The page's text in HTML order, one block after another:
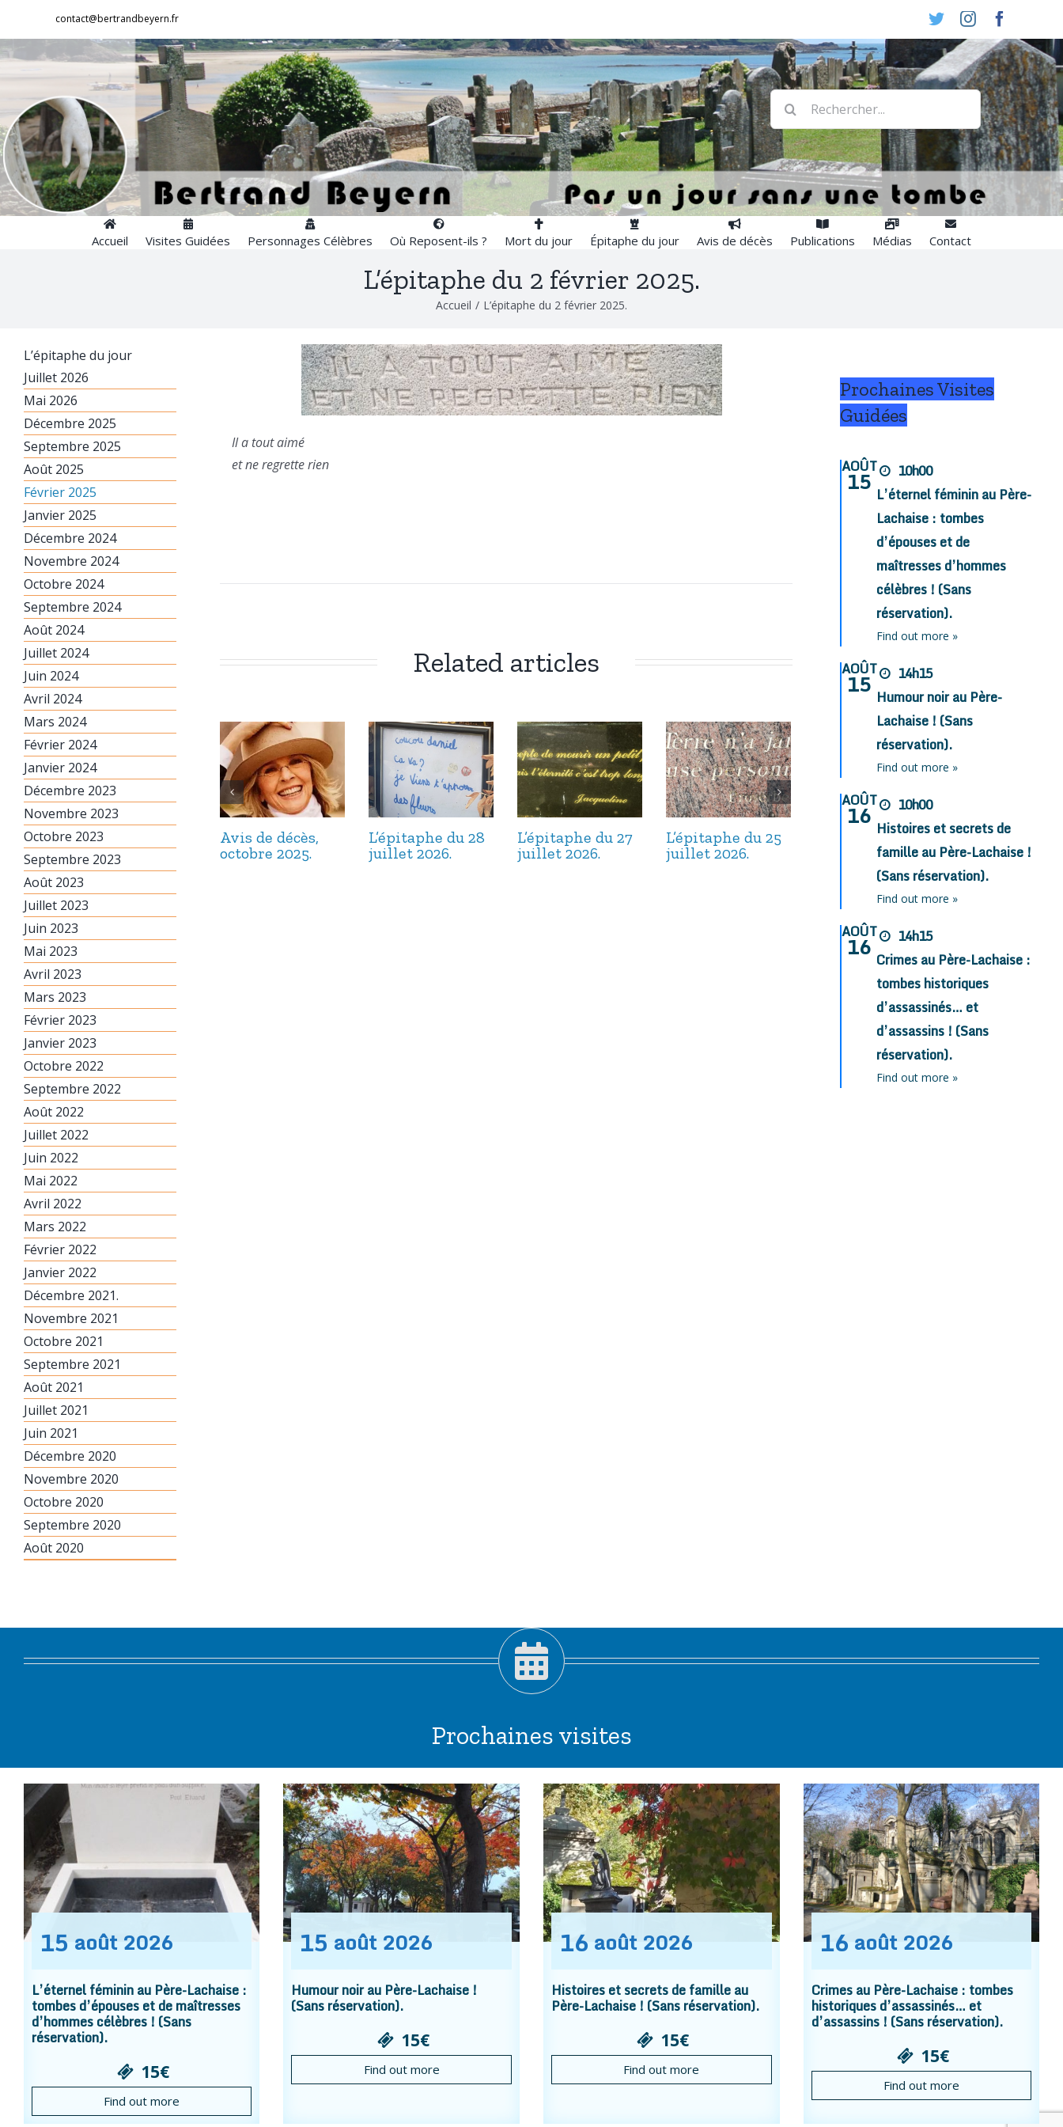
contenu
contact@bertrandbeyern.fr TwitterInstagram
Rechercher:
Accueil Visites Guidées Personnages Célèbres Où Reposent-ils ? Mort du jour Épitaphe du jour Avis de décès Publications Médias Contact
L’épitaphe du 2 février 2025.
Accueil / L’épitaphe du 2 février 2025.
Il a tout aimé
et ne regrette rien
Related articles
Avis de décès,
octobre 2025.
L’épitaphe du 28
juillet 2026.
L’épitaphe du 27
juillet 2026.
L’épitaphe du 25
juillet 2026.
Avis de décès,
septembre 2025.
Avis de décès,
août 2025.
L’épitaphe du jour
Juillet 2026
Mai 2026
Décembre 2025
Septembre 2025
Août 2025
Février 2025
Janvier 2025
Décembre 2024
Novembre 2024
Octobre 2024
Septembre 2024
Août 2024
Juillet 2024
Juin 2024
Avril 2024
Mars 2024
Février 2024
Janvier 2024
Décembre 2023
Novembre 2023
Octobre 2023
Septembre 2023
Août 2023
Juillet 2023
Juin 2023
Mai 2023
Avril 2023
Mars 2023
Février 2023
Janvier 2023
Octobre 2022
Septembre 2022
Août 2022
Juillet 2022
Juin 2022
Mai 2022
Avril 2022
Mars 2022
Février 2022
Janvier 2022
Décembre 2021.
Novembre 2021
Octobre 2021
Septembre 2021
Août 2021
Juillet 2021
Juin 2021
Décembre 2020
Novembre 2020
Octobre 2020
Septembre 2020
Août 2020
Prochaines Visites
Guidées
AOÛT
15
10h00
L’éternel féminin au Père-
Lachaise : tombes
d’épouses et de
maîtresses d’hommes
célèbres ! (Sans
réservation).
Find out more »
AOÛT
15
14h15
Humour noir au Père-
Lachaise ! (Sans
réservation).
Find out more »
AOÛT
16
10h00
Histoires et secrets de
famille au Père-Lachaise !
(Sans réservation).
Find out more »
AOÛT
16
14h15
Crimes au Père-Lachaise :
tombes historiques
d’assassinés… et
d’assassins ! (Sans
réservation).
Find out more »
Prochaines visites
15 août 2026
L’éternel féminin au Père-Lachaise :
tombes d’épouses et de maîtresses
d’hommes célèbres ! (Sans
réservation).
15€
Find out more
15 août 2026
Humour noir au Père-Lachaise !
(Sans réservation).
15€
Find out more
16 août 2026
Histoires et secrets de famille au
Père-Lachaise ! (Sans réservation).
15€
Find out more
16 août 2026
Crimes au Père-Lachaise : tombes
historiques d’assassinés… et
d’assassins ! (Sans réservation).
15€
Find out more